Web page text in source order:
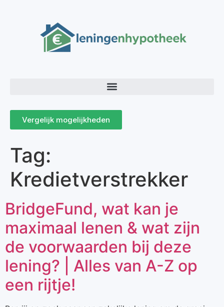
Vergelijk mogelijkheden
Tag:
Kredietverstrekker
BridgeFund, wat kan je
maximaal lenen & wat zijn
de voorwaarden bij deze
lening? | Alles van A-Z op
een rijtje!